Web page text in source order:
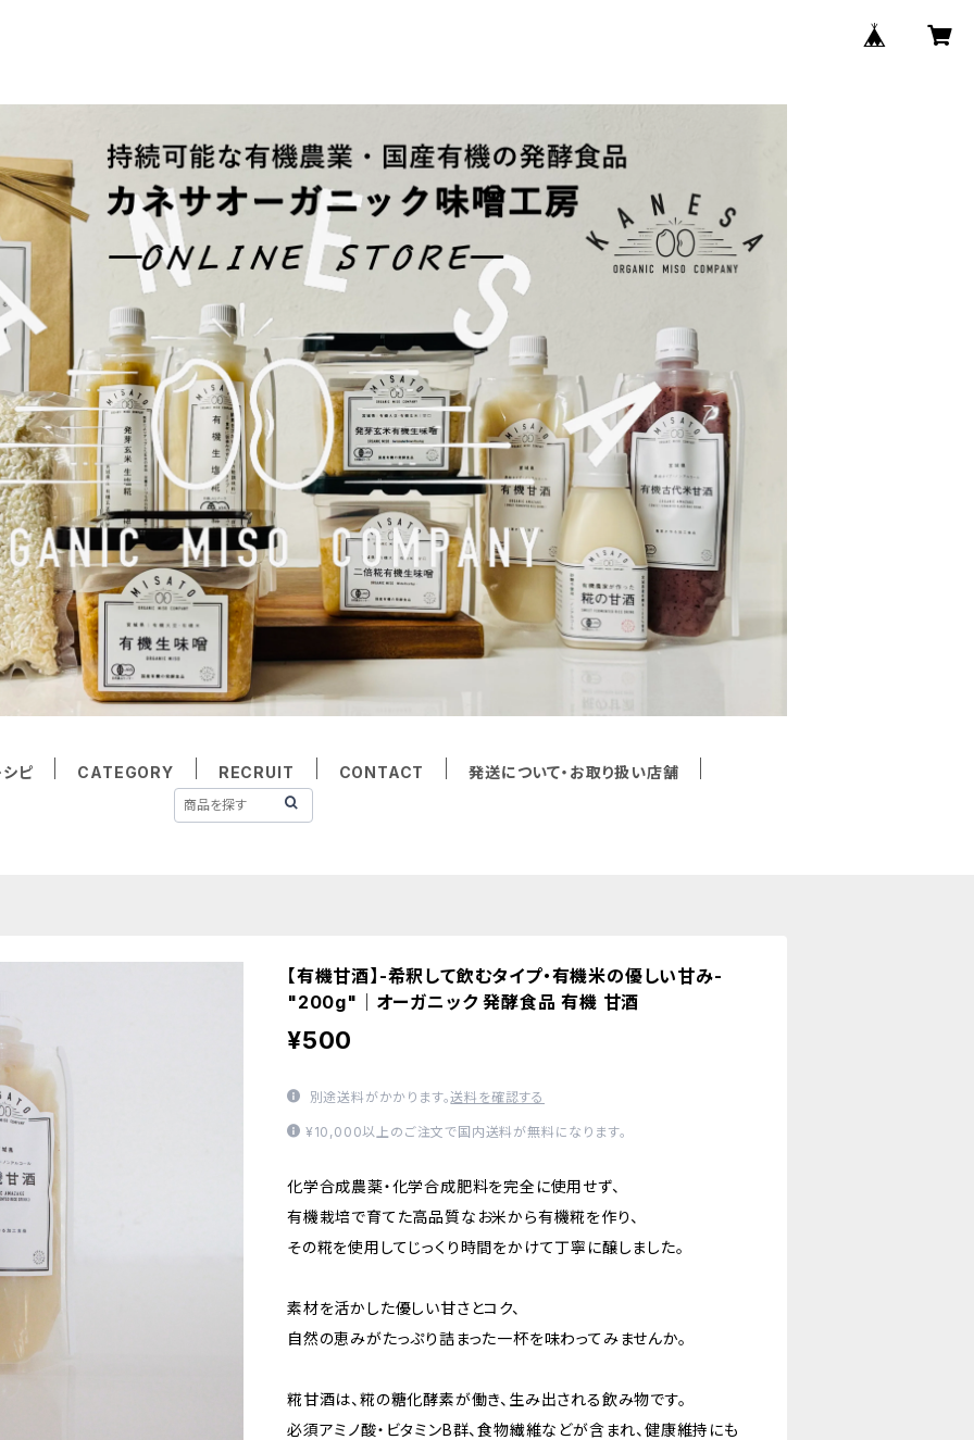
シピ CATEGORY RECRUIT CONTACT 発送について・お取り扱い店舗
【有機甘酒】-希釈して飲むタイプ・有機米の優しい甘み-
"200g"│オーガニック 発酵食品 有機 甘酒
¥500
別途送料がかかります。送料を確認する
¥10,000以上のご注文で国内送料が無料になります。
化学合成農薬・化学合成肥料を完全に使用せず、
有機栽培で育てた高品質なお米から有機糀を作り、
その糀を使用してじっくり時間をかけて丁寧に醸しました。
素材を活かした優しい甘さとコク、
自然の恵みがたっぷり詰まった一杯を味わってみませんか。
糀甘酒は、糀の糖化酵素が働き、生み出される飲み物です。
必須アミノ酸・ビタミンB群、食物繊維などが含まれ、健康維持にも